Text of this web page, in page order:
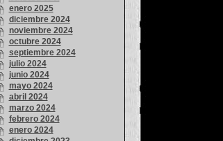
enero 2025
diciembre 2024
noviembre 2024
octubre 2024
septiembre 2024
julio 2024
junio 2024
mayo 2024
abril 2024
marzo 2024
febrero 2024
enero 2024